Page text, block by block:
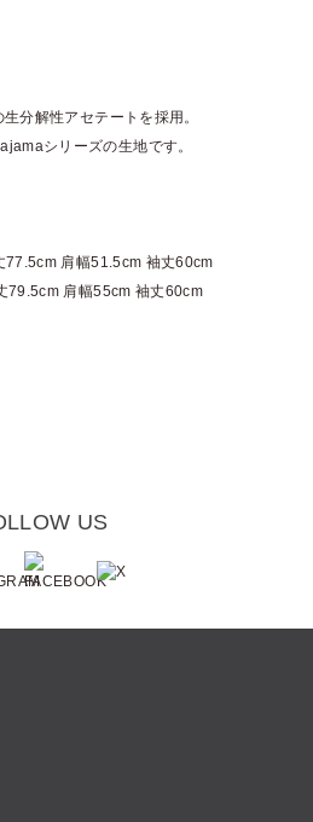
分解性アセテートを採用。
シリーズの生地です。
肩幅51.5cm 袖丈60cm
79.5cm 肩幅55cm 袖丈60cm
US